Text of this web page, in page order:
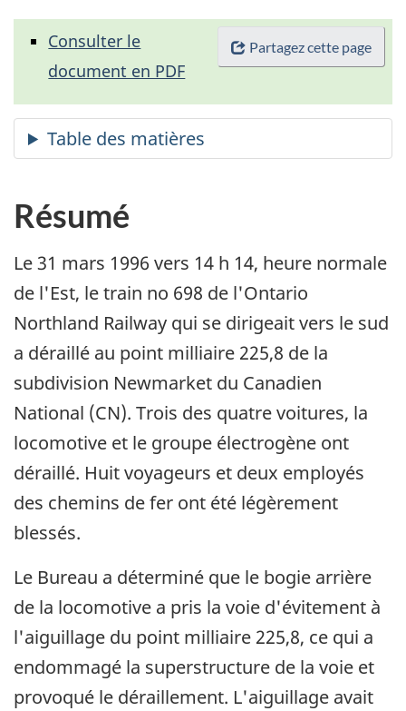
Partagez cette page
Consulter le
document en PDF
Résumé
Le 31 mars 1996 vers 14 h 14, heure normale
de l'Est, le train no 698 de l'Ontario
Northland Railway qui se dirigeait vers le sud
a déraillé au point milliaire 225,8 de la
subdivision Newmarket du Canadien
National (CN). Trois des quatre voitures, la
locomotive et le groupe électrogène ont
déraillé. Huit voyageurs et deux employés
des chemins de fer ont été légèrement
blessés.
Le Bureau a déterminé que le bogie arrière
de la locomotive a pris la voie d'évitement à
l'aiguillage du point milliaire 225,8, ce qui a
endommagé la superstructure de la voie et
provoqué le déraillement. L'aiguillage avait